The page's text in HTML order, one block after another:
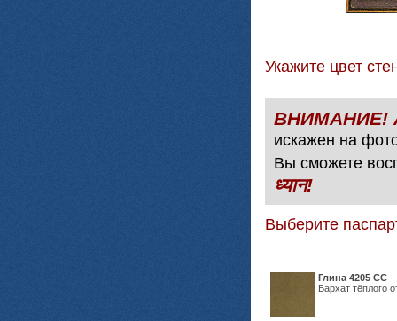
Укажите цвет
искажен на
Вы сможете
ध्यान!
Выберите
Глина 4205 СС
Бархат тёплого